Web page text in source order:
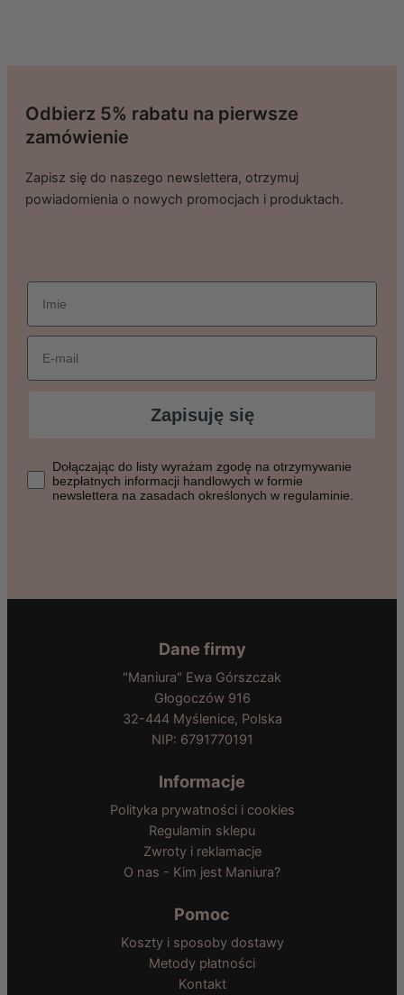
Odbierz 5% rabatu na pierwsze
zamówienie
Zapisz się do naszego newslettera, otrzymuj
powiadomienia o nowych promocjach i produktach.
imie
Email
Zapisuję się
Dołączając do listy wyrażasz zgodę na otrzymywanie
Dołączając do listy wyrażam zgodę na otrzymywanie
bezpłatnych informacji handlowych w formie
newslettera na zasadach określonych w regulaminie.
Dane firmy
"Maniura" Ewa Górszczak
Głogoczów 916
32-444 Myślenice, Polska
NIP: 6791770191
Informacje
Polityka prywatności i cookies
Regulamin sklepu
Zwroty i reklamacje
O nas - Kim jest Maniura?
Pomoc
Koszty i sposoby dostawy
Metody płatności
Kontakt